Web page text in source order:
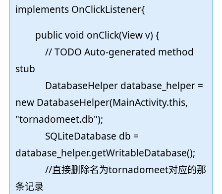
implements OnClickListener{
public void onClick(View v) {
// TODO Auto-generated method
stub
DatabaseHelper database_helper =
new DatabaseHelper(MainActivity.this,
"tornadomeet.db");
SQLiteDatabase db =
database_helper.getWritableDatabase();
//直接删除名为tornadomeet对应的那
条记录